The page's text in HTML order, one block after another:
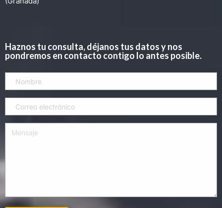
Haznos tu consulta, déjanos tus datos y nos
pondremos en contacto contigo lo antes posible.